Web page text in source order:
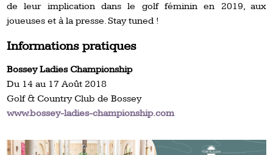
de leur implication dans le golf féminin en 2019, aux
joueuses et à la presse. Stay tuned !
Informations pratiques
Bossey Ladies Championship
Du 14 au 17 Août 2018
Golf & Country Club de Bossey
www.bossey-ladies-championship.com